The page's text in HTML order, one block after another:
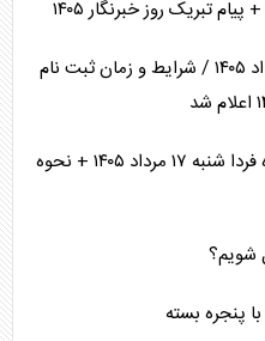
جدیدترین پیش فروش سایپا مرداد ۱۴۰۵ / شرایط و زمان ثبت نام
جدول قطعی برق استان کرمانشاه فردا شنبه ۱۷ مرداد ۱۴۰۵ + نحوه
شویم؟
پنجره بسته